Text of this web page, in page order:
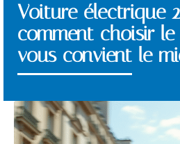
Voiture électrique
comment choisir
vous convient le